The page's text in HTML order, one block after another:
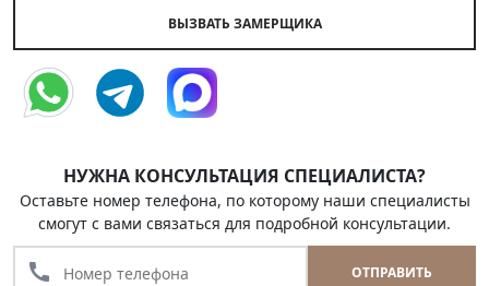
ВЫЗВАТЬ ЗАМЕРЩИКА
НУЖНА КОНСУЛЬТАЦИЯ СПЕЦИАЛИСТА?
Оставьте номер телефона, по которому наши специалисты
смогут с вами связаться для подробной консультации.
call ОТПРАВИТЬ